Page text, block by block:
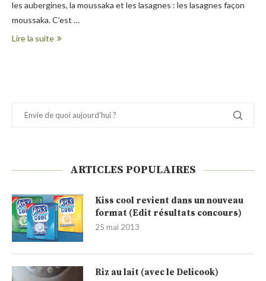
les aubergines, la moussaka et les lasagnes : les lasagnes façon
moussaka. C’est …
Lire la suite
ARTICLES POPULAIRES
Kiss cool revient dans un nouveau
format (Edit résultats concours)
25 mai 2013
Riz au lait (avec le Delicook)